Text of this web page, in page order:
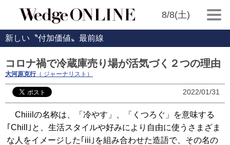
8/8(土)
新しい〝付加価値〟最前線
コロナ禍で冷蔵庫売り場が活気づく２つの理由
大河原克行（ ジャーナリスト）
2022/01/31
Chiiilの名称は、「冷やす」、「くつろぐ」を意味する
｢Chill｣と、生活スタイルや好みにより自由に使うさまざま
な人をイメージした｢iii｣を組み合わせた造語で、その名の